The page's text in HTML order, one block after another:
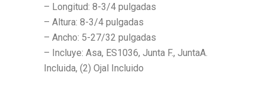
– Longitud: 8-3/4 pulgadas
– Altura: 8-3/4 pulgadas
– Ancho: 5-27/32 pulgadas
– Incluye: Asa, ES1036, Junta F., JuntaA.
Incluida, (2) Ojal Incluido